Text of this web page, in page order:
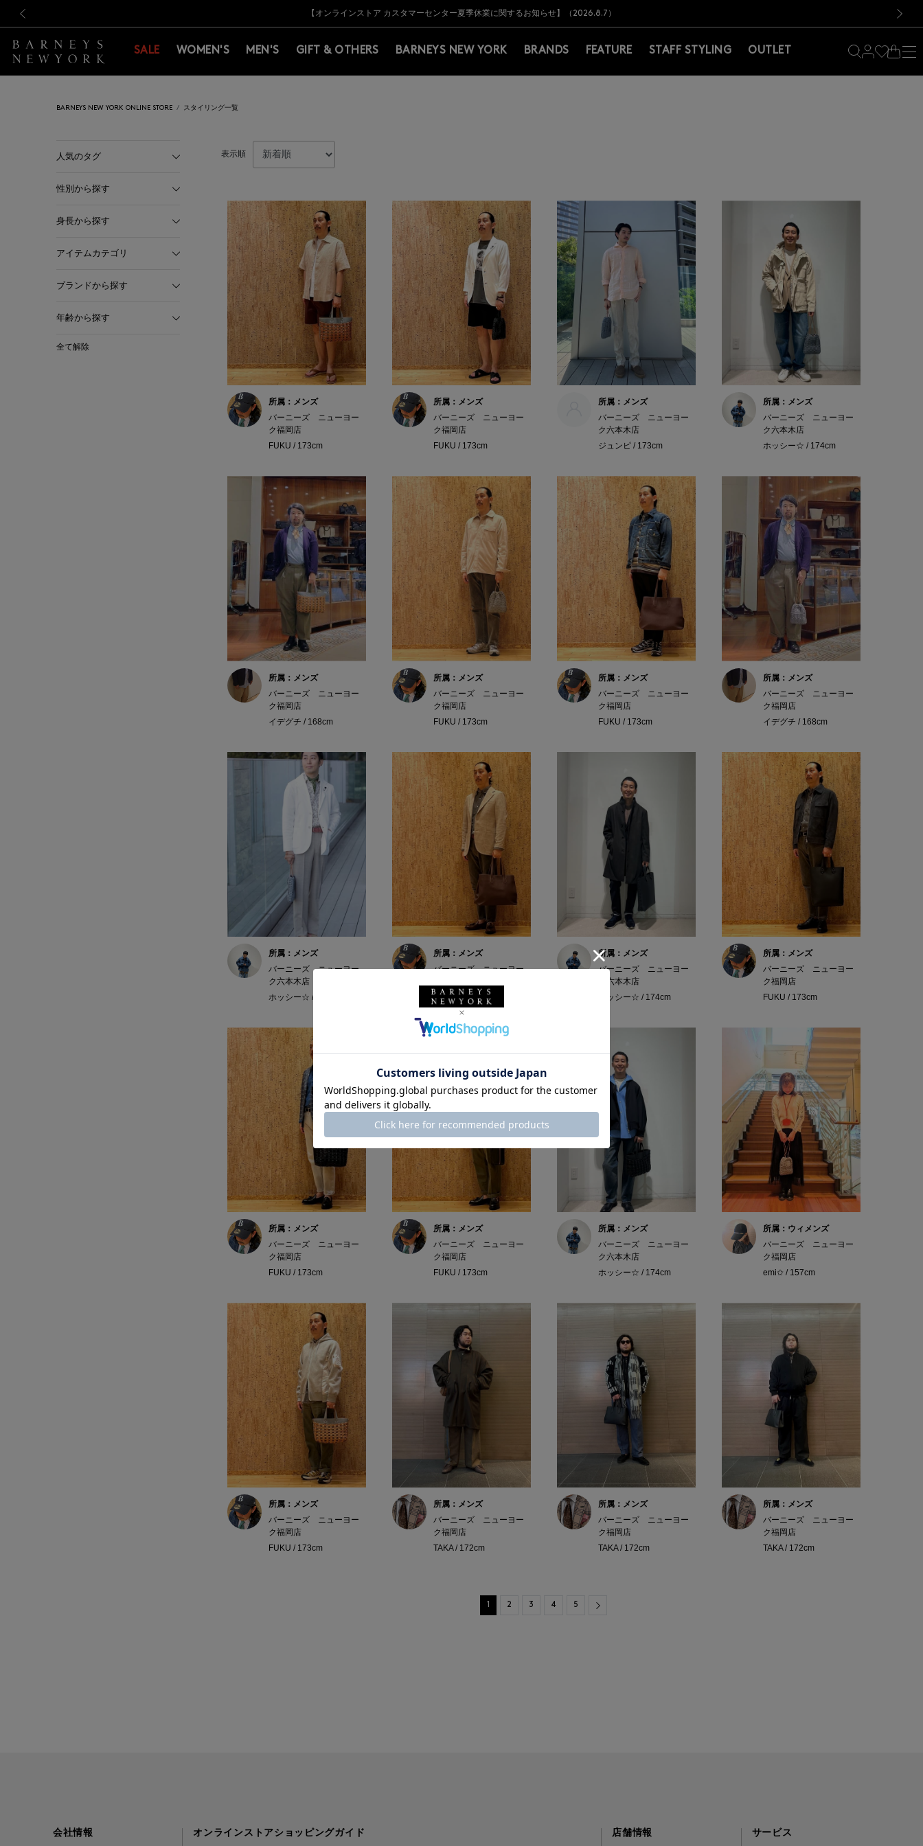
新規登録のお客様も対象！＜MY BARNEYS＞会員のお客様は11,000円（税込）以上のお買上げで常時送料無料！お買い物の際は会員登録を！
【夏季休業に伴う出荷一時停止のお知らせ】(2026.8.7)
【オンラインストア カスタマーセンター夏季休業に関するお知らせ】（2026.8.7）
【夏季休業に伴う返品・交換承り一時停止のお知らせ】（2026.8.5）
熊本県を中心とした地震の影響によるお荷物のお届けについて
【開催中】SUMMER SALEのご案内・ご注意事項
新規登録のお客様も対象！＜MY BARNEYS＞会員のお客様は11,000円（税込）以上のお買上げで常時送料無料！お買い物の際は会員登録を！
【夏季休業に伴う出荷一時停止のお知らせ】(2026.8.7)
SALE WOMEN'S MEN'S GIFT & OTHERS BARNEYS NEW YORK BRANDS FEATURE STAFF STYLING OUTLET
BARNEYS NEW YORK ONLINE STORE スタイリング一覧
人気のタグ
性別から探す
身長から探す
アイテムカテゴリ
ブランドから探す
年齢から探す
全て解除
表示順
所属：メンズ
バーニーズ ニューヨー
ク福岡店
FUKU / 173cm
所属：メンズ
バーニーズ ニューヨー
ク福岡店
FUKU / 173cm
所属：メンズ
バーニーズ ニューヨー
ク六本木店
ジュンピ / 173cm
所属：メンズ
バーニーズ ニューヨー
ク六本木店
ホッシー☆ / 174cm
所属：メンズ
バーニーズ ニューヨー
ク福岡店
イデグチ / 168cm
所属：メンズ
バーニーズ ニューヨー
ク福岡店
FUKU / 173cm
所属：メンズ
バーニーズ ニューヨー
ク福岡店
FUKU / 173cm
所属：メンズ
バーニーズ ニューヨー
ク福岡店
イデグチ / 168cm
所属：メンズ
バーニーズ ニューヨー
ク六本木店
ホッシー☆ / 174cm
所属：メンズ
バーニーズ ニューヨー
FUKU / 173cm
所属：メンズ
バーニーズ ニューヨー
ク六本木店
ホッシー☆ / 174cm
所属：メンズ
バーニーズ ニューヨー
ク福岡店
FUKU / 173cm
所属：メンズ
バーニーズ ニューヨー
ク福岡店
FUKU / 173cm
所属：メンズ
バーニーズ ニューヨー
ク福岡店
FUKU / 173cm
所属：メンズ
バーニーズ ニューヨー
ク六本木店
ホッシー☆ / 174cm
所属：ウィメンズ
バーニーズ ニューヨー
ク福岡店
emi✩ / 157cm
所属：メンズ
バーニーズ ニューヨー
ク福岡店
FUKU / 173cm
所属：メンズ
バーニーズ ニューヨー
ク福岡店
TAKA / 172cm
所属：メンズ
バーニーズ ニューヨー
ク福岡店
TAKA / 172cm
所属：メンズ
バーニーズ ニューヨー
ク福岡店
TAKA / 172cm
1 2 3 4 5
会社情報 オンラインストアショッピングガイド 店舗情報 サービス